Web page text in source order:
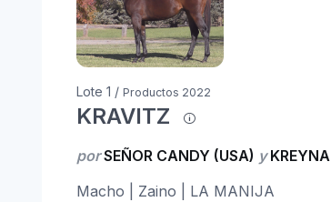
Lote 1 / Productos 2022
KRAVITZ
porSEÑOR CANDY (USA) yKREYNA
Macho | Zaino | LA MANIJA